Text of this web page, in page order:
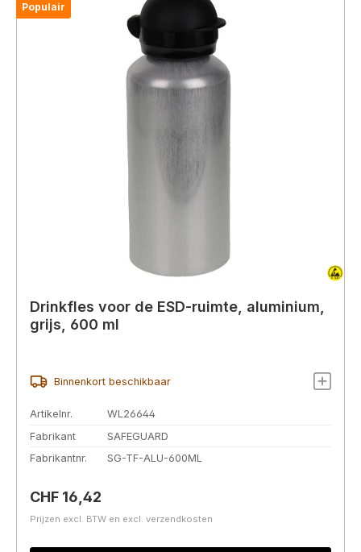
Populair
Drinkfles voor de ESD-ruimte, aluminium,
grijs, 600 ml
Binnenkort beschikbaar
Artikelnr.
WL26644
Fabrikant
SAFEGUARD
Fabrikantnr.
SG-TF-ALU-600ML
Normale prijs:
CHF 16,42
Prijzen excl. BTW en excl. verzendkosten